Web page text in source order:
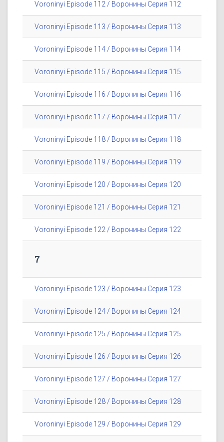
Voroninyi Episode 112 / Воронины Серия 112
Voroninyi Episode 113 / Воронины Серия 113
Voroninyi Episode 114 / Воронины Серия 114
Voroninyi Episode 115 / Воронины Серия 115
Voroninyi Episode 116 / Воронины Серия 116
Voroninyi Episode 117 / Воронины Серия 117
Voroninyi Episode 118 / Воронины Серия 118
Voroninyi Episode 119 / Воронины Серия 119
Voroninyi Episode 120 / Воронины Серия 120
Voroninyi Episode 121 / Воронины Серия 121
Voroninyi Episode 122 / Воронины Серия 122
7
Voroninyi Episode 123 / Воронины Серия 123
Voroninyi Episode 124 / Воронины Серия 124
Voroninyi Episode 125 / Воронины Серия 125
Voroninyi Episode 126 / Воронины Серия 126
Voroninyi Episode 127 / Воронины Серия 127
Voroninyi Episode 128 / Воронины Серия 128
Voroninyi Episode 129 / Воронины Серия 129